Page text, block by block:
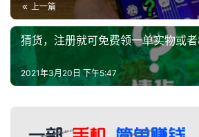
上一篇
猜货，注册就可免费领一单实物或者
2021年3月20日 下午5:47